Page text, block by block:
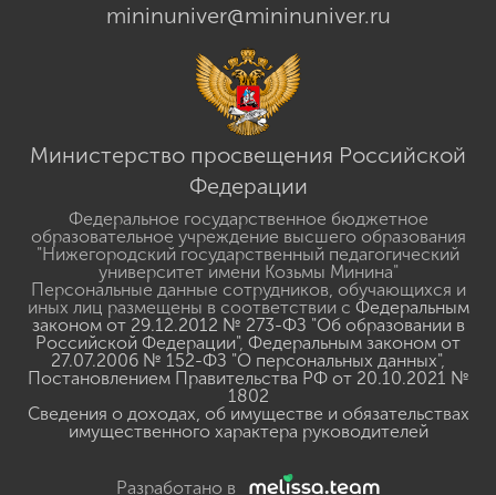
mininuniver@mininuniver.ru
Министерство просвещения Российской
Федерации
Федеральное государственное бюджетное
образовательное учреждение высшего образования
"Нижегородский государственный педагогический
университет имени Козьмы Минина"
Персональные данные сотрудников, обучающихся и
иных лиц размещены в соответствии с Федеральным
законом от 29.12.2012 № 273-ФЗ "Об образовании в
Российской Федерации", Федеральным законом от
27.07.2006 № 152-ФЗ "О персональных данных",
Постановлением Правительства РФ от 20.10.2021 №
1802
Сведения о доходах, об имуществе и обязательствах
имущественного характера руководителей
Разработано в